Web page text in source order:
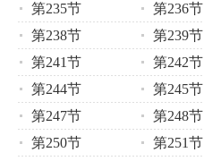
第235节
第236节
第238节
第239节
第241节
第242节
第244节
第245节
第247节
第248节
第250节
第251节